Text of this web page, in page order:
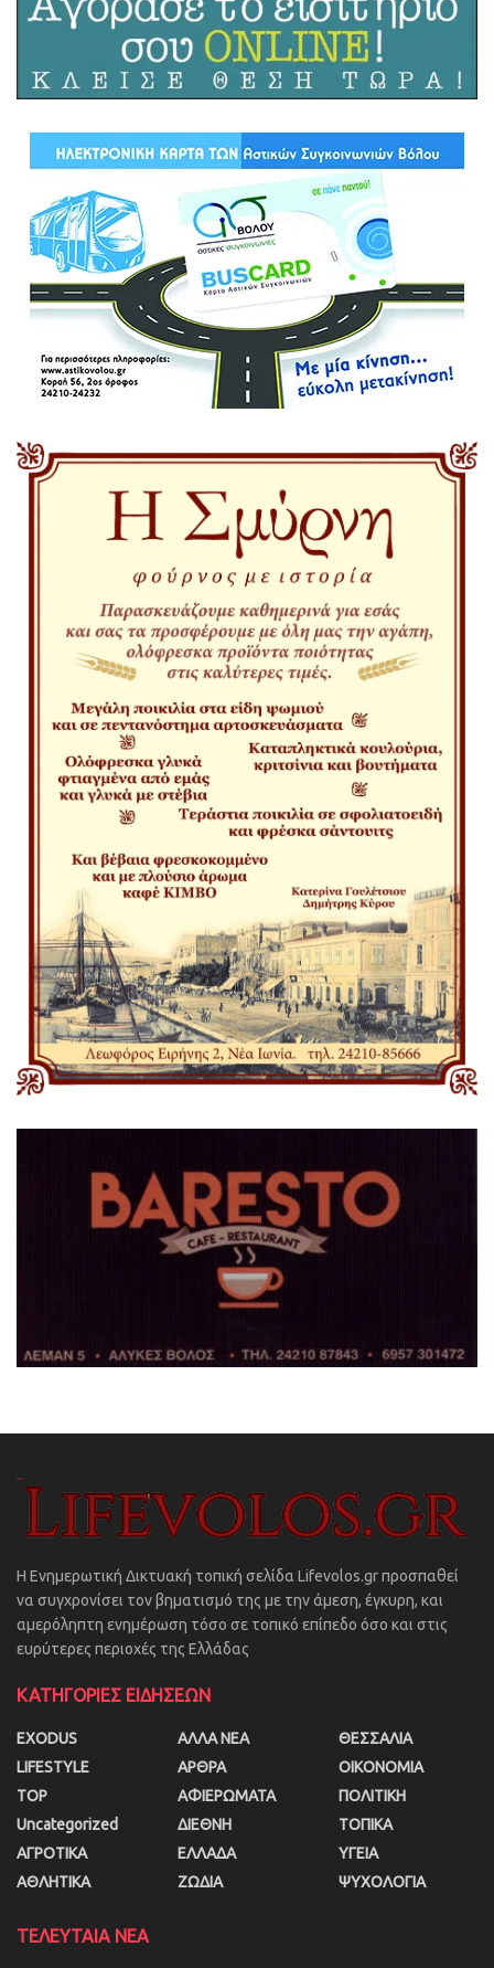
Η Ενημερωτική Δικτυακή τοπική σελίδα Lifevolos.gr προσπαθεί
να συγχρονίσει τον βηματισμό της με την άμεση, έγκυρη, και
αμερόληπτη ενημέρωση τόσο σε τοπικό επίπεδο όσο και στις
ευρύτερες περιοχές της Ελλάδας
ΚΑΤΗΓΟΡΙΕΣ ΕΙΔΗΣΕΩΝ
EXODUS
LIFESTYLE
TOP
Uncategorized
ΑΓΡΟΤΙΚΑ
ΑΘΛΗΤΙΚΑ
ΑΛΛΑ ΝΕΑ
ΑΡΘΡΑ
ΑΦΙΕΡΩΜΑΤΑ
ΔΙΕΘΝΗ
ΕΛΛΑΔΑ
ΖΩΔΙΑ
ΘΕΣΣΑΛΙΑ
ΟΙΚΟΝΟΜΙΑ
ΠΟΛΙΤΙΚΗ
ΤΟΠΙΚΑ
ΥΓΕΙΑ
ΨΥΧΟΛΟΓΙΑ
ΤΕΛΕΥΤΑΙΑ ΝΕΑ